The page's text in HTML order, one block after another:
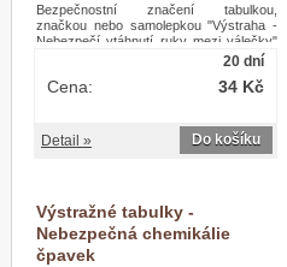
Bezpečnostní značení tabulkou,
značkou nebo samolepkou "Výstraha -
Nebezpečí vtáhnutí ruky mezi válečky"
je tištěno na vysoce kvalitním materiálu,
a UV záření. Tak, aby provedení značení
3864-1.Výstražné tabulky - Výstraha
nebezpečí vtáhnutí ruky mezi válečky
20 dní
34 Kč
Cena:
Do košíku
Detail »
Výstražné tabulky -
Nebezpečná chemikálie
čpavek